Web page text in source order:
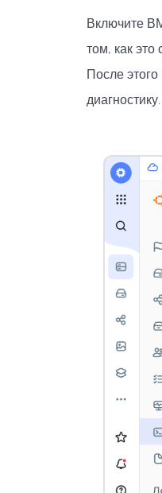
Включите
том, как это
После
диагностику.